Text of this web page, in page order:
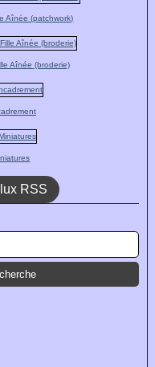
Aînée (patchwork)
Aînée (broderie)
RSS